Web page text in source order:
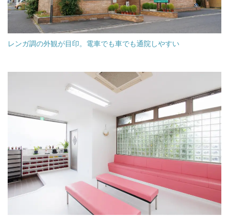
レンガ調の外観が目印。電車でも車でも通院しやすい